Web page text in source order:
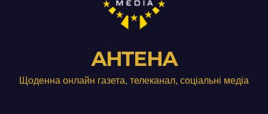
АНТЕНА
Щоденна онлайн газета, телеканал, соціальні медіа